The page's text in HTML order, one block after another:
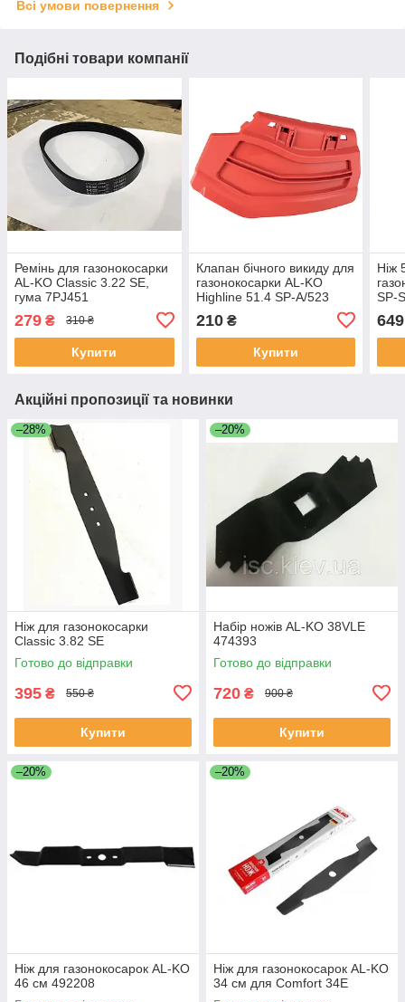
Всі умови повернення
Подібні товари компанії
Ремінь для газонокосарки
AL-KO Classic 3.22 SE,
гума 7PJ451
279 ₴ 310 ₴
Купити
Клапан бічного викиду для
газонокосарки AL-KO
Highline 51.4 SP-A/523
(47468702)
210₴
Купити
Ніж
SP-
649
Акційні пропозиції та новинки
–28%
Ніж для газонокосарки
Classic 3.82 SE
Готово до відправки
395 ₴ 550 ₴
Купити
–20%
Набір ножів AL-KO 38VLE
474393
Готово до відправки
720 ₴ 900 ₴
Купити
–20%
Ніж для газонокосарок AL-KO
46 см 492208
–20%
Ніж для газонокосарок AL-KO
34 см для Comfort 34E